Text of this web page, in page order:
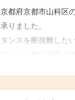
京都府京都市山科区
承りました。
タンスを断捨離した
でした。搬出経路が
せていただきました